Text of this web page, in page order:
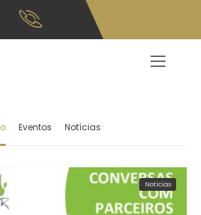
Eventos Notícias
Notícias